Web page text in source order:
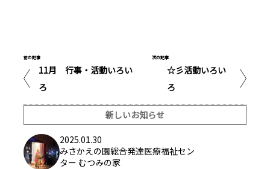
前の記事
11月 行事・活動いろい
ろ
次の記事
☆彡活動いろい
ろ
新しいお知らせ
2025.01.30
みさかえの園総合発達医療福祉セン
ター むつみの家